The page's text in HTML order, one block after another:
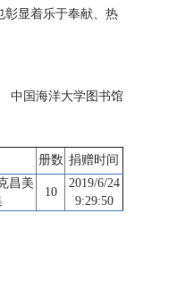
彰显着乐于奉献、热
中国海洋大学图书馆
册数 捐赠时间
昌美
10
2019/6/24
9:29:50